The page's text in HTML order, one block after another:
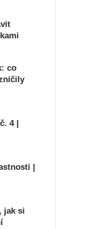
co
4 |
|
jak si